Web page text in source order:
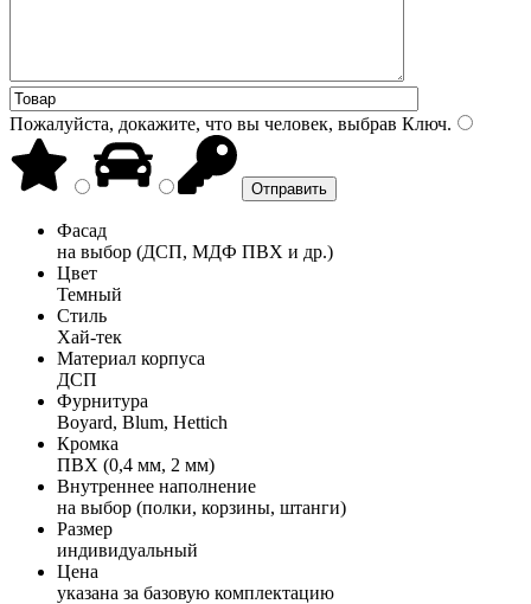
Пожалуйста, докажите, что вы человек, выбрав Ключ.
Фасад
на выбор (ДСП, МДФ ПВХ и др.)
Цвет
Темный
Стиль
Хай-тек
Материал корпуса
ДСП
Фурнитура
Boyard, Blum, Hettich
Кромка
ПВХ (0,4 мм, 2 мм)
Внутреннее наполнение
на выбор (полки, корзины, штанги)
Размер
индивидуальный
Цена
указана за базовую комплектацию